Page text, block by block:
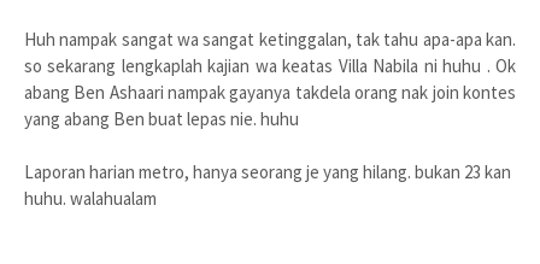
Huh nampak sangat wa sangat ketinggalan, tak tahu apa-apa kan.
so sekarang lengkaplah kajian wa keatas Villa Nabila ni huhu . Ok
abang Ben Ashaari nampak gayanya takdela orang nak join kontes
yang abang Ben buat lepas nie. huhu
Laporan harian metro, hanya seorang je yang hilang. bukan 23 kan
huhu. walahualam